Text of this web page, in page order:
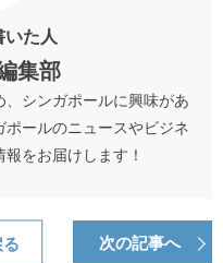
いた人
集部
シンガポールに興味があ
ールのニュースやビジネ
をお届けします！
次の記事へ